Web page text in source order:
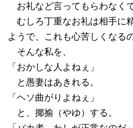
お礼など言ってもらわなく
むしろ丁重なお礼は相手に
ようで、これも心苦しくなる
そんな私を、
「おかしな人よねぇ」
と愚妻はあきれる。
「ヘソ曲がりよねぇ」
と、揶揄（やゆ）する。